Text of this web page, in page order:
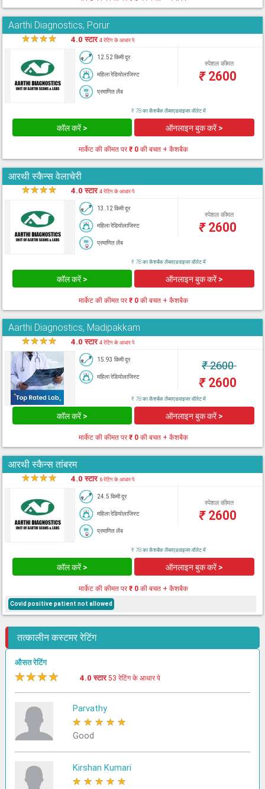
Aarthi Diagnostics, Porur
★★★★ 4.0 स्टार4 रेटिंग के आधार पे
12.52 किमी दूर
महिला रेडियोलाजिस्ट
प्रमाणित लैब
स्पेशल कीमत
₹2600
₹ 78 का कैशबैक लैब्सएडवाइजर वॉलेट में
कॉल करें > ऑनलाइन बुक करें >
मार्केट की कीमत पर₹ 0की बचत + कैशबैक
आरथी स्कैन्स वेलाचेरी
★★★★ 4.0 स्टार4 रेटिंग के आधार पे
13.12 किमी दूर
महिला रेडियोलाजिस्ट
प्रमाणित लैब
स्पेशल कीमत
₹2600
₹ 78 का कैशबैक लैब्सएडवाइजर वॉलेट में
कॉल करें > ऑनलाइन बुक करें >
मार्केट की कीमत पर₹ 0की बचत + कैशबैक
Aarthi Diagnostics, Madipakkam
★★★★ 4.0 स्टार4 रेटिंग के आधार पे
15.93 किमी दूर
महिला रेडियोलाजिस्ट
₹2600
₹2600
₹ 78 का कैशबैक लैब्सएडवाइजर वॉलेट में
कॉल करें > ऑनलाइन बुक करें >
मार्केट की कीमत पर₹ 0की बचत + कैशबैक
आरथी स्कैन्स तांबरम
★★★★ 4.0 स्टार 6 रेटिंग के आधार पे
24.5 किमी दूर
महिला रेडियोलाजिस्ट
प्रमाणित लैब
स्पेशल कीमत
₹2600
₹ 78 का कैशबैक लैब्सएडवाइजर वॉलेट में
कॉल करें > ऑनलाइन बुक करें >
मार्केट की कीमत पर₹ 0की बचत + कैशबैक
Covid positive patient not allowed
तत्कालीन कस्टमर रेटिंग
औसत रेटिंग
★★★★ 4.0 स्टार53 रेटिंग के आधार पे
Parvathy
★ ★ ★ ★ ★
Good
Kirshan Kumari
★ ★ ★ ★ ★